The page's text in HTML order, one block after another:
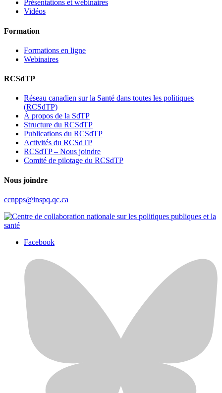
Présentations et webinaires
Vidéos
Formation
Formations en ligne
Webinaires
RCSdTP
Réseau canadien sur la Santé dans toutes les politiques
(RCSdTP)
À propos de la SdTP
Structure du RCSdTP
Publications du RCSdTP
Activités du RCSdTP
RCSdTP – Nous joindre
Comité de pilotage du RCSdTP
Nous joindre
ccnpps@inspq.qc.ca
Facebook